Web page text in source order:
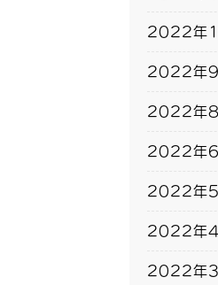
2022年
2022年9
2022年8
2022年6
2022年5
2022年4
2022年3